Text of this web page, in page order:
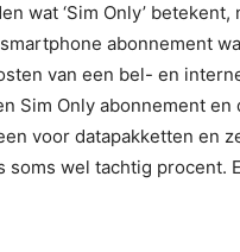
wat ‘Sim Only’ betekent,
abonnement
van een bel- en
Sim Only abonnement
voor datapakketten en
soms wel tachtig procent.